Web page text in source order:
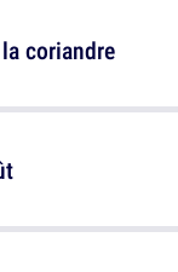
coriandre